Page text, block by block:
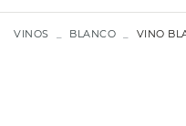
VINOS BLANCO VINO